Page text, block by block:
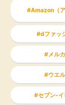
Amazon（ア
dファッ
メル
ウエ
セブン-イ